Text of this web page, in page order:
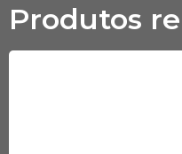
Produtos